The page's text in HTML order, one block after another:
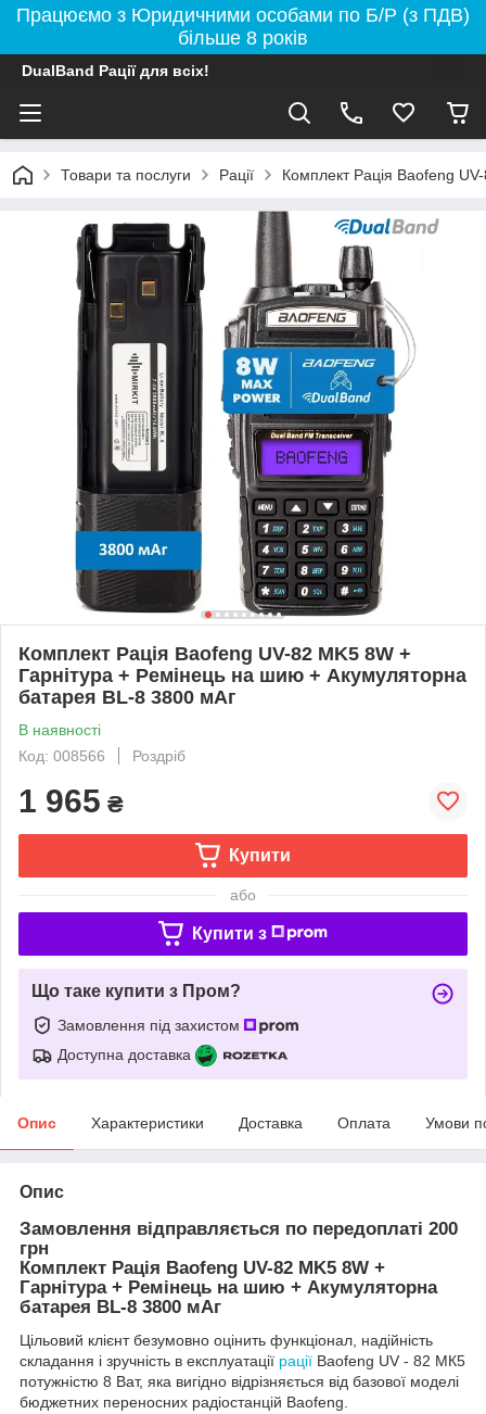
Працюємо з Юридичними особами по Б/Р (з ПДВ)
більше 8 років
DualBand Рації для всіх!
Товари та послуги Рації Комплект Рація Baofeng
Комплект Рація Baofeng UV-82 MK5 8W +
Гарнітура + Ремінець на шию + Акумуляторна
батарея BL-8 3800 мАг
В наявності
Код: 008566
Роздріб
1 965 ₴
Купити
або
Купити з
Що таке купити з Пром?
Замовлення під захистом
Доступна доставка
Опис Характеристики Доставка Оплата Умови
Опис
Замовлення відправляється по передоплаті 200
грн
Комплект Рація Baofeng UV-82 MK5 8W +
Гарнітура + Ремінець на шию + Акумуляторна
батарея BL-8 3800 мАг
Цільовий клієнт безумовно оцінить функціонал, надійність
складання і зручність в експлуатації рації Baofeng UV - 82 МК5
потужністю 8 Ват, яка вигідно відрізняється від базової моделі
бюджетних переносних радіостанцій Baofeng.